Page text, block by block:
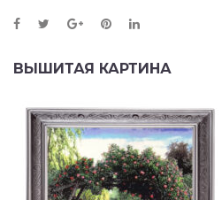
ВЫШИТАЯ КАРТИНА